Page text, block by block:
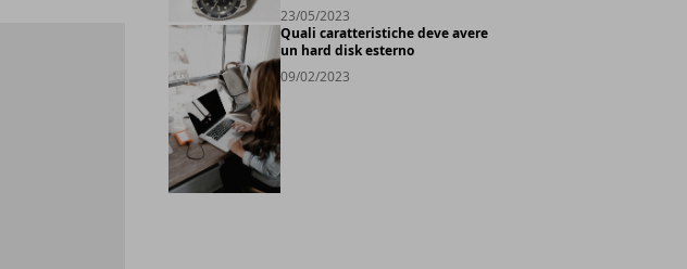
23/05/2023
Quali caratteristiche deve avere
un hard disk esterno
09/02/2023